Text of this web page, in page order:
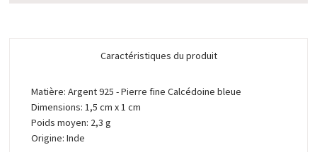
Caractéristiques du produit
Matière: Argent 925 - Pierre fine Calcédoine bleue
Dimensions: 1,5 cm x 1 cm
Poids moyen: 2,3 g
Origine: Inde